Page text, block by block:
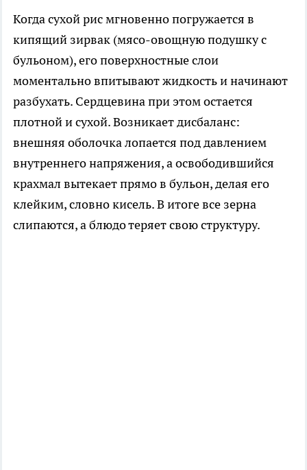
Когда сухой рис мгновенно погружается в
кипящий зирвак (мясо-овощную подушку с
бульоном), его поверхностные слои
моментально впитывают жидкость и начинают
разбухать. Сердцевина при этом остается
плотной и сухой. Возникает дисбаланс:
внешняя оболочка лопается под давлением
внутреннего напряжения, а освободившийся
крахмал вытекает прямо в бульон, делая его
клейким, словно кисель. В итоге все зерна
слипаются, а блюдо теряет свою структуру.